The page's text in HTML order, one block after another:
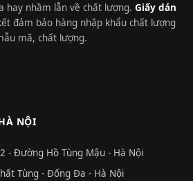
hay nhầm lẫn về chất lượng. Giấy dán
đảm bảo hàng nhập khẩu chất lượng
mã, chất lượng.
NỘI
- Đường Hồ Tùng Mậu - Hà Nội
Tùng - Đống Đa - Hà Nội